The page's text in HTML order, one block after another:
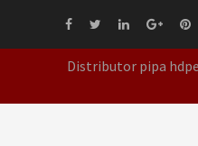
Distributor pipa